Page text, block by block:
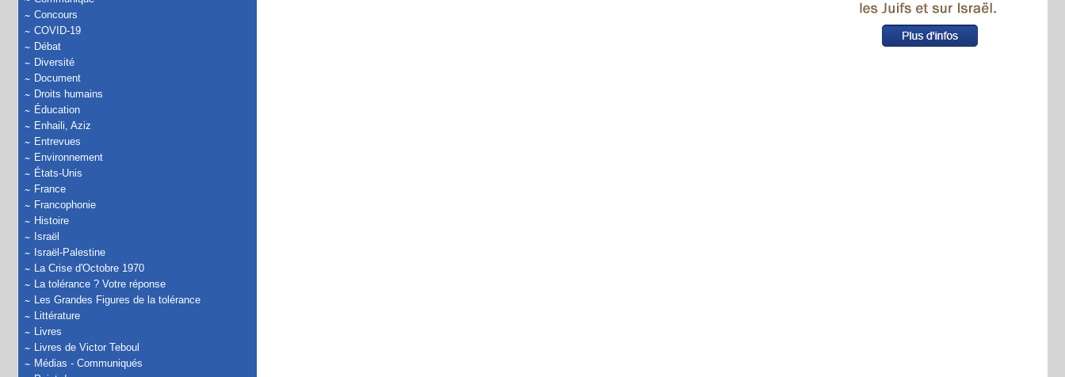
Concours
COVID-19
Débat
Diversité
Document
Droits humains
Éducation
Enhaili, Aziz
Entrevues
Environnement
États-Unis
France
Francophonie
Histoire
Israël
Israël-Palestine
La Crise d'Octobre 1970
La tolérance ? Votre réponse
Les Grandes Figures de la tolérance
Littérature
Livres
Livres de Victor Teboul
Médias - Communiqués